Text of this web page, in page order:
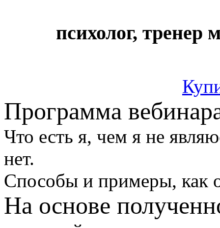
психолог,
Программа
Что есть я, чем я не
нет.
Способы и примеры, как
На основе